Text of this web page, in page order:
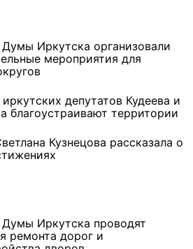
Иркутска организовали
мероприятия для
депутатов Кудеева и
благоустраивают территории
Кузнецова рассказала о
Иркутска проводят
ремонта дорог и